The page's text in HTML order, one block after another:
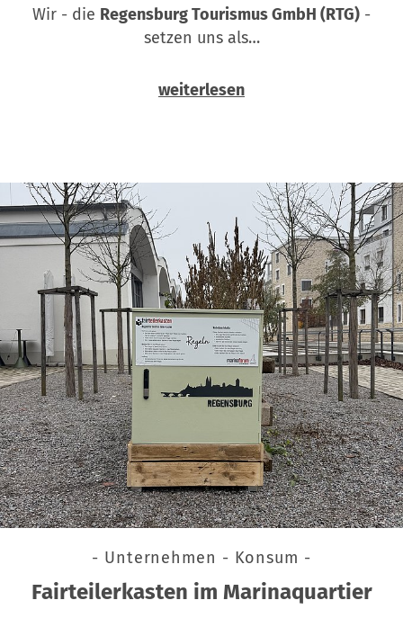
Wir - die Regensburg Tourismus GmbH (RTG) -
setzen uns als…
weiterlesen
- Unternehmen - Konsum -
Fairteilerkasten im Marinaquartier